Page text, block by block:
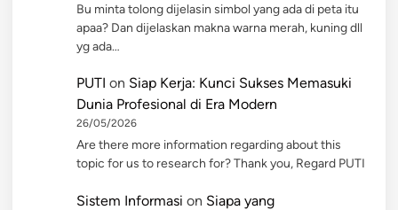
Bu minta tolong dijelasin simbol yang ada di peta itu
apaa? Dan dijelaskan makna warna merah, kuning dll
yg ada…
PUTI on Siap Kerja: Kunci Sukses Memasuki
Dunia Profesional di Era Modern
26/05/2026
Are there more information regarding about this
topic for us to research for? Thank you, Regard PUTI
Sistem Informasi on Siapa yang